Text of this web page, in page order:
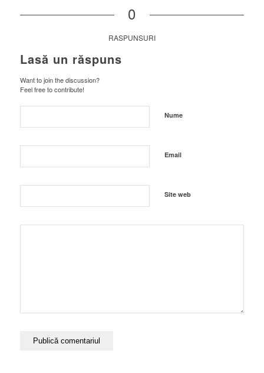
0
RASPUNSURI
Lasă un răspuns
Want to join the discussion?
Feel free to contribute!
Nume
Email
Site web